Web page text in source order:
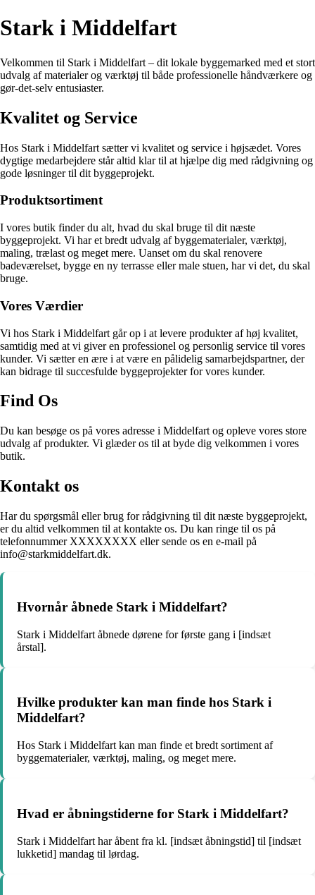
Stark i Middelfart
Velkommen til Stark i Middelfart – dit lokale byggemarked med et stort
udvalg af materialer og værktøj til både professionelle håndværkere og
gør-det-selv entusiaster.
Kvalitet og Service
Hos Stark i Middelfart sætter vi kvalitet og service i højsædet. Vores
dygtige medarbejdere står altid klar til at hjælpe dig med rådgivning og
gode løsninger til dit byggeprojekt.
Produktsortiment
I vores butik finder du alt, hvad du skal bruge til dit næste
byggeprojekt. Vi har et bredt udvalg af byggematerialer, værktøj,
maling, trælast og meget mere. Uanset om du skal renovere
badeværelset, bygge en ny terrasse eller male stuen, har vi det, du skal
bruge.
Vores Værdier
Vi hos Stark i Middelfart går op i at levere produkter af høj kvalitet,
samtidig med at vi giver en professionel og personlig service til vores
kunder. Vi sætter en ære i at være en pålidelig samarbejdspartner, der
kan bidrage til succesfulde byggeprojekter for vores kunder.
Find Os
Du kan besøge os på vores adresse i Middelfart og opleve vores store
udvalg af produkter. Vi glæder os til at byde dig velkommen i vores
butik.
Kontakt os
Har du spørgsmål eller brug for rådgivning til dit næste byggeprojekt,
er du altid velkommen til at kontakte os. Du kan ringe til os på
telefonnummer XXXXXXXX eller sende os en e-mail på
info@starkmiddelfart.dk.
Hvornår åbnede Stark i Middelfart?
Stark i Middelfart åbnede dørene for første gang i [indsæt
årstal].
Hvilke produkter kan man finde hos Stark i
Middelfart?
Hos Stark i Middelfart kan man finde et bredt sortiment af
byggematerialer, værktøj, maling, og meget mere.
Hvad er åbningstiderne for Stark i Middelfart?
Stark i Middelfart har åbent fra kl. [indsæt åbningstid] til [indsæt
lukketid] mandag til lørdag.